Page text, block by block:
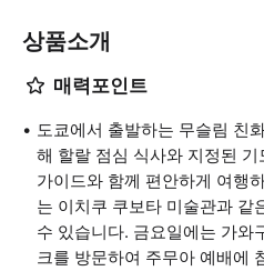
상품소개
매력포인트
도쿄에서 출발하는 무슬림 친
해 할랄 점심 식사와 지정된
가이드와 함께 편안하게 여행
는 이치쿠 쿠보타 미술관과 같
수 있습니다. 금요일에는 가와
크를 방문하여 주무아 예배에